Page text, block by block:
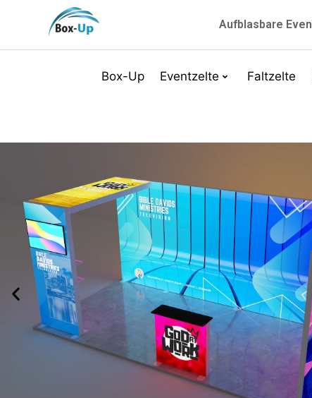
Aufblasbare
Box-Up Eventzelte Faltzelte